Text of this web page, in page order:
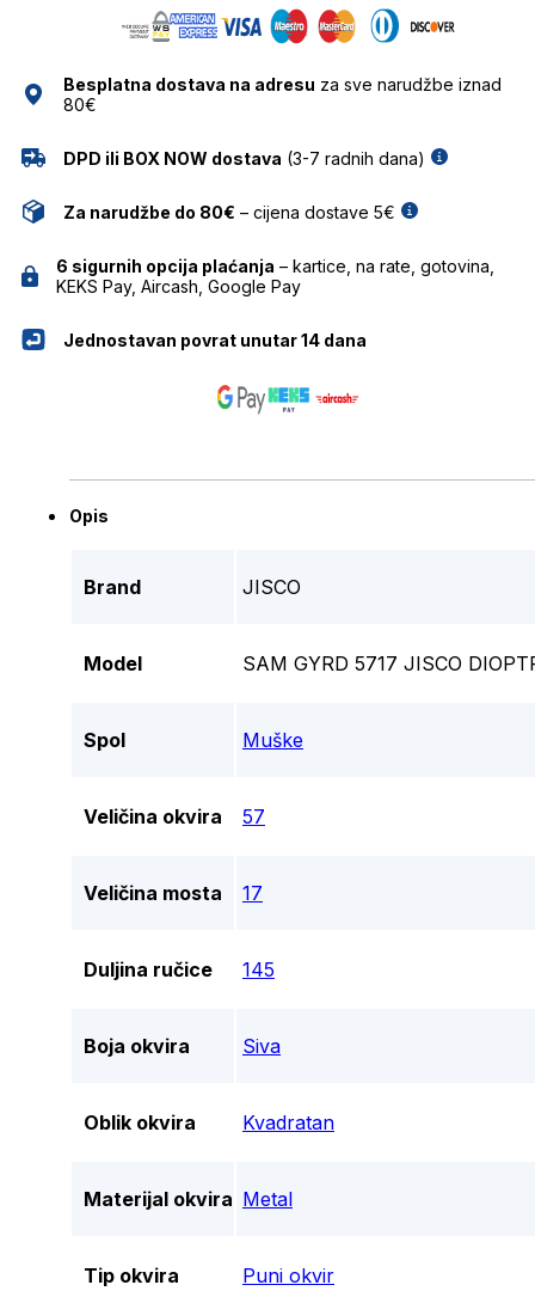
Besplatna dostava na adresu za sve narudžbe iznad
80€
DPD ili BOX NOW dostava (3-7 radnih dana)
Za narudžbe do 80€ – cijena dostave 5€
6 sigurnih opcija plaćanja – kartice, na rate, gotovina,
KEKS Pay, Aircash, Google Pay
Jednostavan povrat unutar 14 dana
Opis
Brand JISCO
Model SAM GYRD 5717 JISCO
Spol Muške
Veličina okvira 57
Veličina mosta 17
Duljina ručice 145
Boja okvira Siva
Oblik okvira Kvadratan
Materijal okvira Metal
Tip okvira Puni okvir